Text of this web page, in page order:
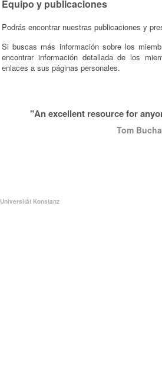
Equipo y publicaciones
Podrás encontrar nuestras publicaciones y
Si buscas más información sobre los
encontrar información detallada de los
enlaces a sus páginas personales.
"An excellent resource for
Tom
Universität Konstanz